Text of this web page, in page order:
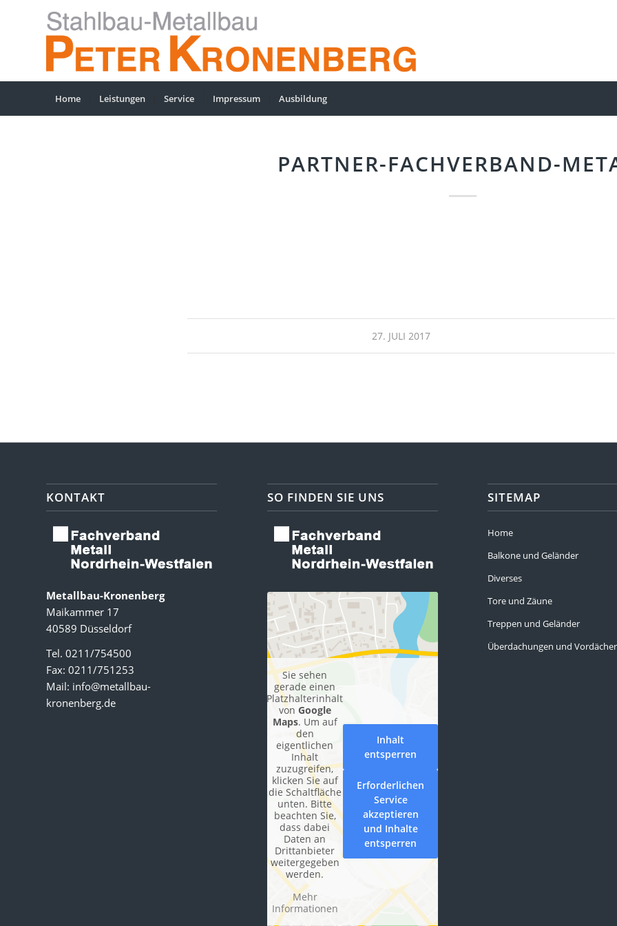
Home Leistungen Service Impressum Ausbildung
PARTNER-FACHVERBAND-
27. JULI 2017
KONTAKT
Metallbau-Kronenberg
Maikammer 17
40589 Düsseldorf
Tel. 0211/754500
Fax: 0211/751253
Mail: info@metallbau-
kronenberg.de
SO FINDEN SIE UNS
Sie sehen
gerade einen
Platzhalterinhalt
von Google
Maps. Um auf
den
eigentlichen
Inhalt
zuzugreifen,
klicken Sie auf
die Schaltfläche
unten. Bitte
beachten Sie,
dass dabei
Daten an
Drittanbieter
weitergegeben
werden.
Mehr
Informationen
Inhalt
entsperren
Erforderlichen
Service
akzeptieren
und Inhalte
entsperren
SITEMAP
Home
Balkone und Geländer
Diverses
Tore und Zäune
Treppen und Geländer
Überdachungen und Vordächer